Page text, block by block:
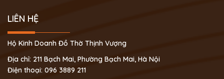
LIÊN HỆ
Hộ Kinh Doanh Đồ Thờ Thịnh Vượng
Địa chỉ: 211 Bạch Mai, Phường Bạch Mai, Hà Nội
Điện thoại: 096 3889 211